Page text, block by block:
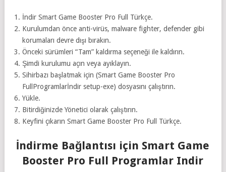
İndir Smart Game Booster Pro Full Türkçe.
Kurulumdan önce anti-virüs, malware fighter, defender gibi
korumaları devre dışı bırakın.
Önceki sürümleri “Tam” kaldırma seçeneği ile kaldırın.
Şimdi kurulumu açın veya ayıklayın.
Sihirbazı başlatmak için (Smart Game Booster Pro
FullProgramlarİndir setup-exe) dosyasını çalıştırın.
Yükle.
Bitirdiğinizde Yönetici olarak çalıştırın.
Keyfini çıkarın Smart Game Booster Pro Full Türkçe.
İndirme Bağlantısı için Smart Game
Booster Pro Full Programlar Indir